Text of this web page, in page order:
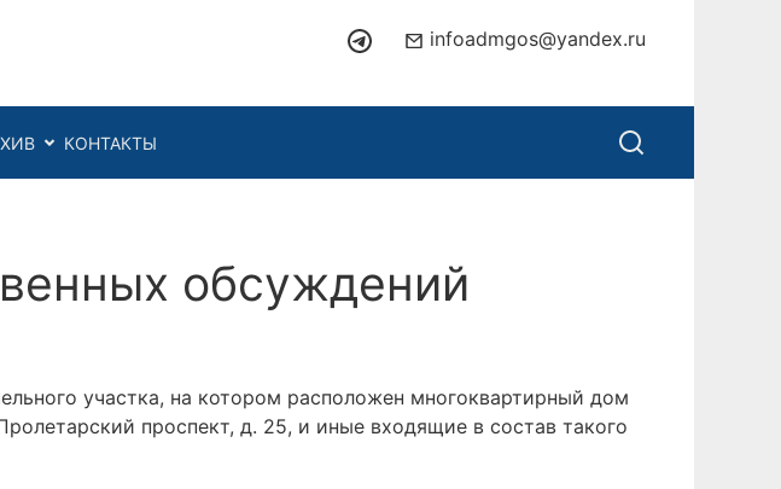
infoadmgos@yandex.ru
КОНТАКТЫ
обсуждений
участка, на котором расположен многоквартирный дом
проспект, д. 25, и иные входящие в состав такого